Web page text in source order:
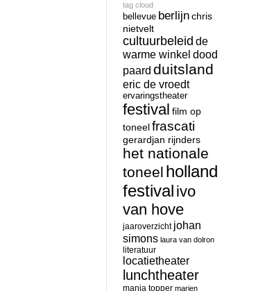
tag cloud
bellevue berlijnchris
nietvelt
cultuurbeleid de
warme winkel dood
paard duitsland
eric de vroedt
ervaringstheater
festival film op
toneelfrascati
gerardjan rijnders
het nationale
toneel holland
festival ivo
van hove
jaaroverzicht johan
simons laura van dolron
literatuur
locatietheater
lunchtheater
manja topper marien